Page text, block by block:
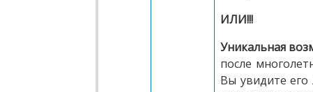
ИЛИ!!!
Уникальная
после
Вы увидите его